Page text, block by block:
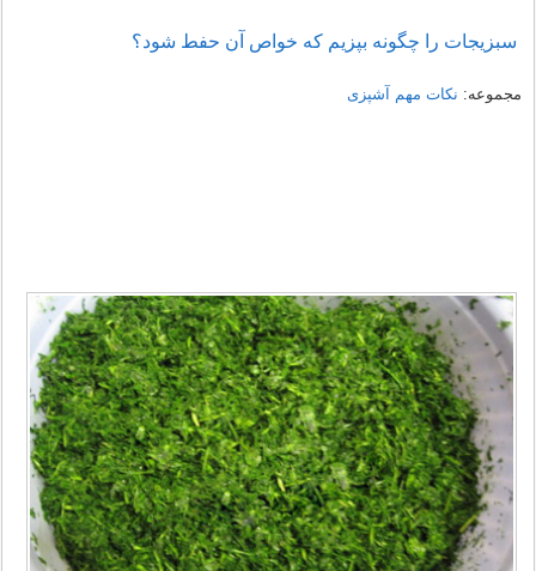
سبزیجات را چگونه بپزیم که خواص آن حفط شود؟
مجموعه: نکات مهم آشپزی